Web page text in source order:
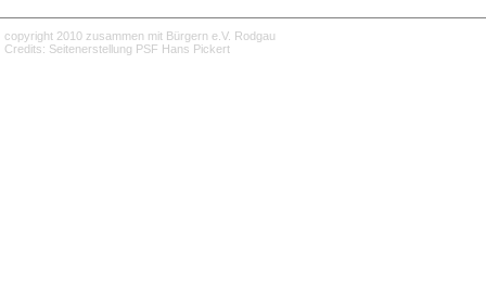
copyright 2010 zusammen mit Bürgern e.V. Rodgau
Credits: Seitenerstellung PSF Hans Pickert